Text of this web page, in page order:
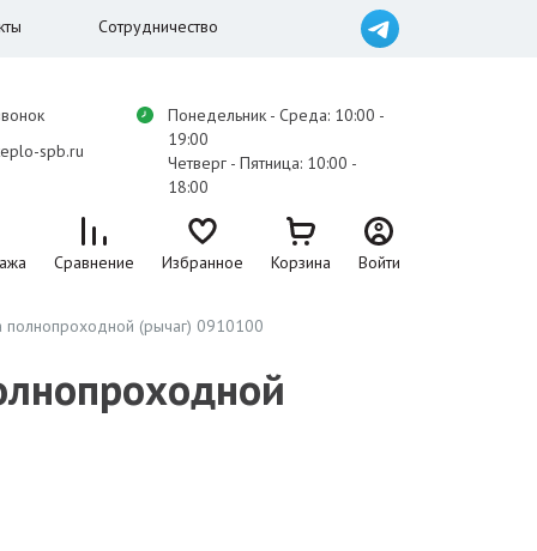
Сотрудничество
spb.ru
Понедельник - Среда: 10:00 -
19:00
Четверг - Пятница: 10:00 -
18:00
Сравнение Избранное Корзина Войти
(рычаг) 0910100